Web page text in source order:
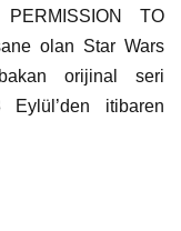
PERMISSION TO
olan Star Wars
orijinal seri
itibaren